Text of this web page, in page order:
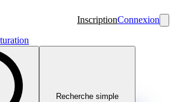
InscriptionConnexion
Recherche simple